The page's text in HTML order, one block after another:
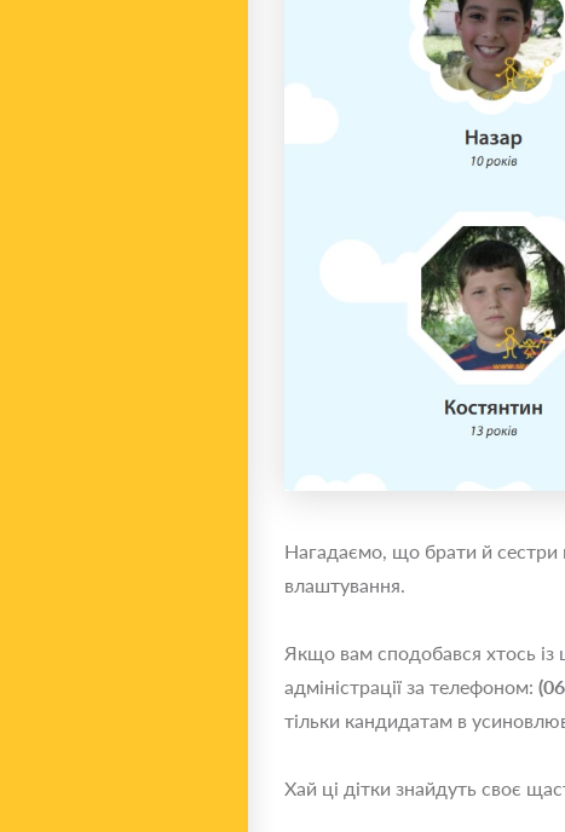
Нагадаємо, що брати й сестри
влаштування.
Якщо вам сподобався хтось із
адміністрації за телефоном:
тільки кандидатам в
Хай ці дітки знайдуть своє